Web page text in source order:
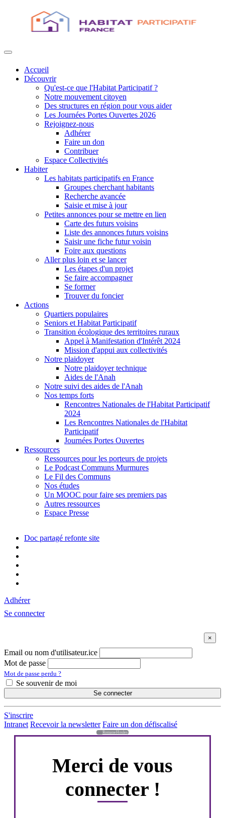
Accueil
Découvrir
Qu'est-ce que l'Habitat Participatif ?
Notre mouvement citoyen
Des structures en région pour vous aider
Les Journées Portes Ouvertes 2026
Rejoignez-nous
Adhérer
Faire un don
Contribuer
Espace Collectivités
Habiter
Les habitats participatifs en France
Groupes cherchant habitants
Recherche avancée
Saisie et mise à jour
Petites annonces pour se mettre en lien
Carte des futurs voisins
Liste des annonces futurs voisins
Saisir une fiche futur voisin
Foire aux questions
Aller plus loin et se lancer
Les étapes d'un projet
Se faire accompagner
Se former
Trouver du foncier
Actions
Quartiers populaires
Seniors et Habitat Participatif
Transition écologique des territoires ruraux
Appel à Manifestation d'Intérêt 2024
Mission d'appui aux collectivités
Notre plaidoyer
Notre plaidoyer technique
Aides de l'Anah
Notre suivi des aides de l'Anah
Nos temps forts
Rencontres Nationales de l'Habitat Participatif
2024
Les Rencontres Nationales de l'Habitat
Participatif
Journées Portes Ouvertes
Ressources
Ressources pour les porteurs de projets
Le Podcast Communs Murmures
Le Fil des Communs
Nos études
Un MOOC pour faire ses premiers pas
Autres ressources
Espace Presse
Doc partagé refonte site
Adhérer
Se connecter
Email ou nom d'utilisateur.ice
Mot de passe
Mot de passe perdu ?
Se souvenir de moi
Se connecter
S'inscrire
Intranet Recevoir la newsletter Faire un don défiscalisé
RomaneHoules
Merci de vous
connecter !